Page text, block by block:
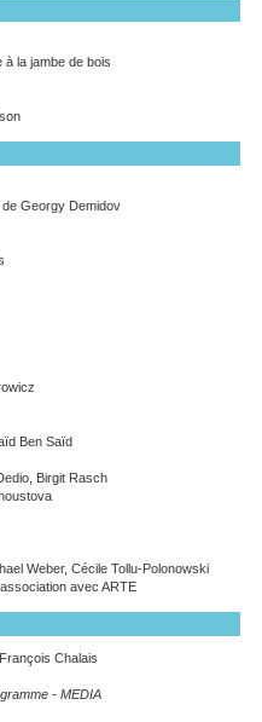
à la jambe de bois
de Georgy Demidov
Ben Saïd
Birgit Rasch
Weber, Cécile Tollu-Polonowski
avec ARTE
Chalais
- MEDIA